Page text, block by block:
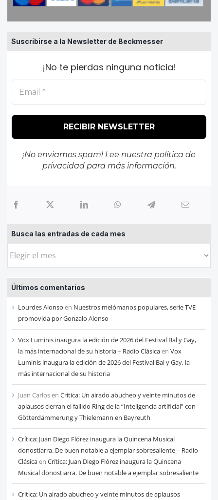
Suscribirse a la Newsletter de Beckmesser
¡No te pierdas ninguna noticia!
¡No enviamos spam! Lee nuestra política de
privacidadpara más información.
Busca las entradas de cada mes
Busca
entradas
de
cada
mes
Últimos comentarios
Lourdes Alonso en Nuestros melómanos populares, serie TVE
promovida por Gonzalo Alonso
Vox Luminis inaugura la edición de 2026 del Festival Bal y Gay,
la más internacional de su historia – Radio Clásicaen Vox
Luminis inaugura la edición de 2026 del Festival Bal y Gay, la
más internacional de su historia
Juan Carlosen Critica: Un airado abucheo y veinte minutos de
aplausos cierran el fallido Ring de la “Inteligencia artificial” con
Götterdämmerung y Thielemann en Bayreuth
Crítica: Juan Diego Flórez inaugura la Quincena Musical
donostiarra. De buen notable a ejemplar sobresaliente – Radio
Clásicaen Crítica: Juan Diego Flórez inaugura la Quincena
Musical donostiarra. De buen notable a ejemplar sobresaliente
Critica: Un airado abucheo y veinte minutos de aplausos